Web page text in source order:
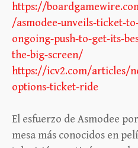
https://
/asmodee-unveils-ticket-
ongoing-push-to-get-its-
the-big-screen/
https://icv2.com/articles/
options-ticket-ride
El esfuerzo de Asmodee
mesa más conocidos en